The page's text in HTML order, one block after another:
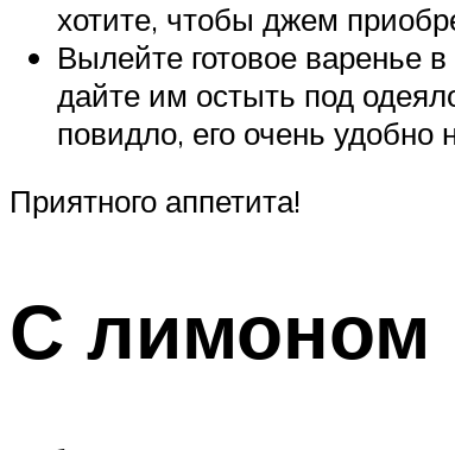
хотите, чтобы джем
Вылейте готовое варенье
дайте им остыть под
повидло, его очень удобно
Приятного аппетита!
С лимоном